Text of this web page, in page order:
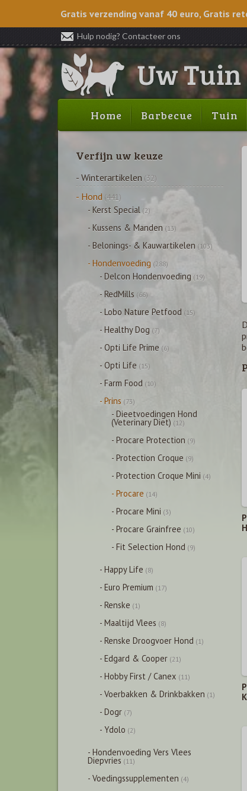
Gratis verzending vanaf 40 euro, Gratis
Hulp nodig? Contacteer ons
Home Barbecue Tuin
Verfijn uw keuze
- Winterartikelen (32)
- Hond (441)
- Kerst Special (2)
- Kussens & Manden (13)
- Belonings- & Kauwartikelen (103)
- Hondenvoeding (288)
- Delcon Hondenvoeding (19)
- RedMills (66)
- Lobo Nature Petfood (15)
- Healthy Dog (7)
- Opti Life Prime (6)
- Opti Life (15)
- Farm Food (10)
- Prins (73)
- Dieetvoedingen Hond
(Veterinary Diet) (12)
- Procare Protection (9)
- Protection Croque (9)
- Protection Croque Mini (4)
- Procare (14)
- Procare Mini (3)
- Procare Grainfree (10)
- Fit Selection Hond (9)
- Happy Life (8)
- Euro Premium (17)
- Renske (1)
- Maaltijd Vlees (8)
- Renske Droogvoer Hond (1)
- Edgard & Cooper (21)
- Hobby First / Canex (11)
- Voerbakken & Drinkbakken (1)
- Dogr (7)
- Ydolo (2)
- Hondenvoeding Vers Vlees
Diepvries (11)
- Voedingssupplementen (4)